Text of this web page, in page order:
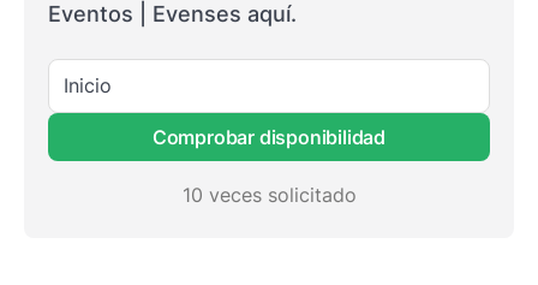
Eventos | Evenses aquí.
Inicio
Comprobar disponibilidad
10 veces solicitado